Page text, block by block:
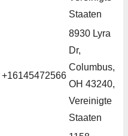
Staaten
+16145472566
8930 Lyra
Dr,
Columbus,
OH 43240,
Vereinigte
Staaten